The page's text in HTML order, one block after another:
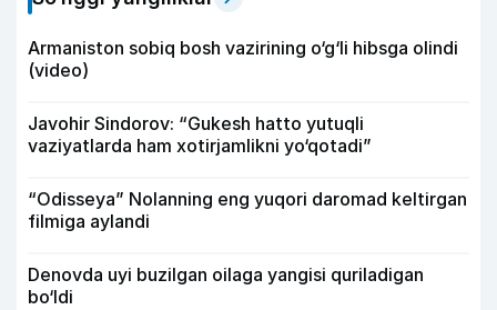
Armaniston sobiq bosh vazirining o‘g‘li hibsga olindi
(video)
Javohir Sindorov: “Gukesh hatto yutuqli
vaziyatlarda ham xotirjamlikni yo‘qotadi”
“Odisseya” Nolanning eng yuqori daromad keltirgan
filmiga aylandi
Denovda uyi buzilgan oilaga yangisi quriladigan
bo‘ldi